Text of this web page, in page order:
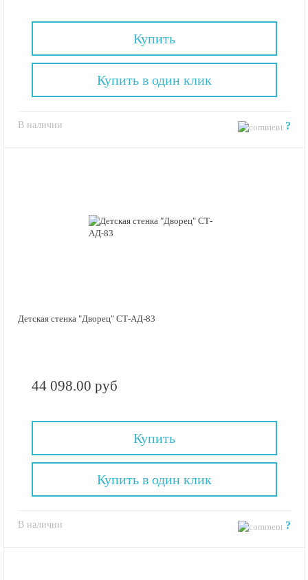
Купить
В наличии ?
Купить в один клик
Детская стенка "Дворец" СТ-АД-83
44 098.00 руб
Купить
В наличии ?
Купить в один клик